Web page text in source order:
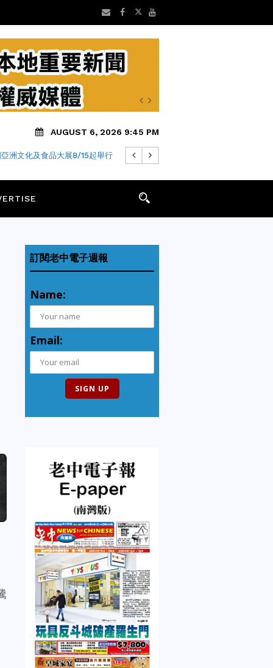
AUGUST 6, 2026 9:45 PM
洲文化及食品大展8/15起舉行
訂閱老中電子週報
Name:
Email: